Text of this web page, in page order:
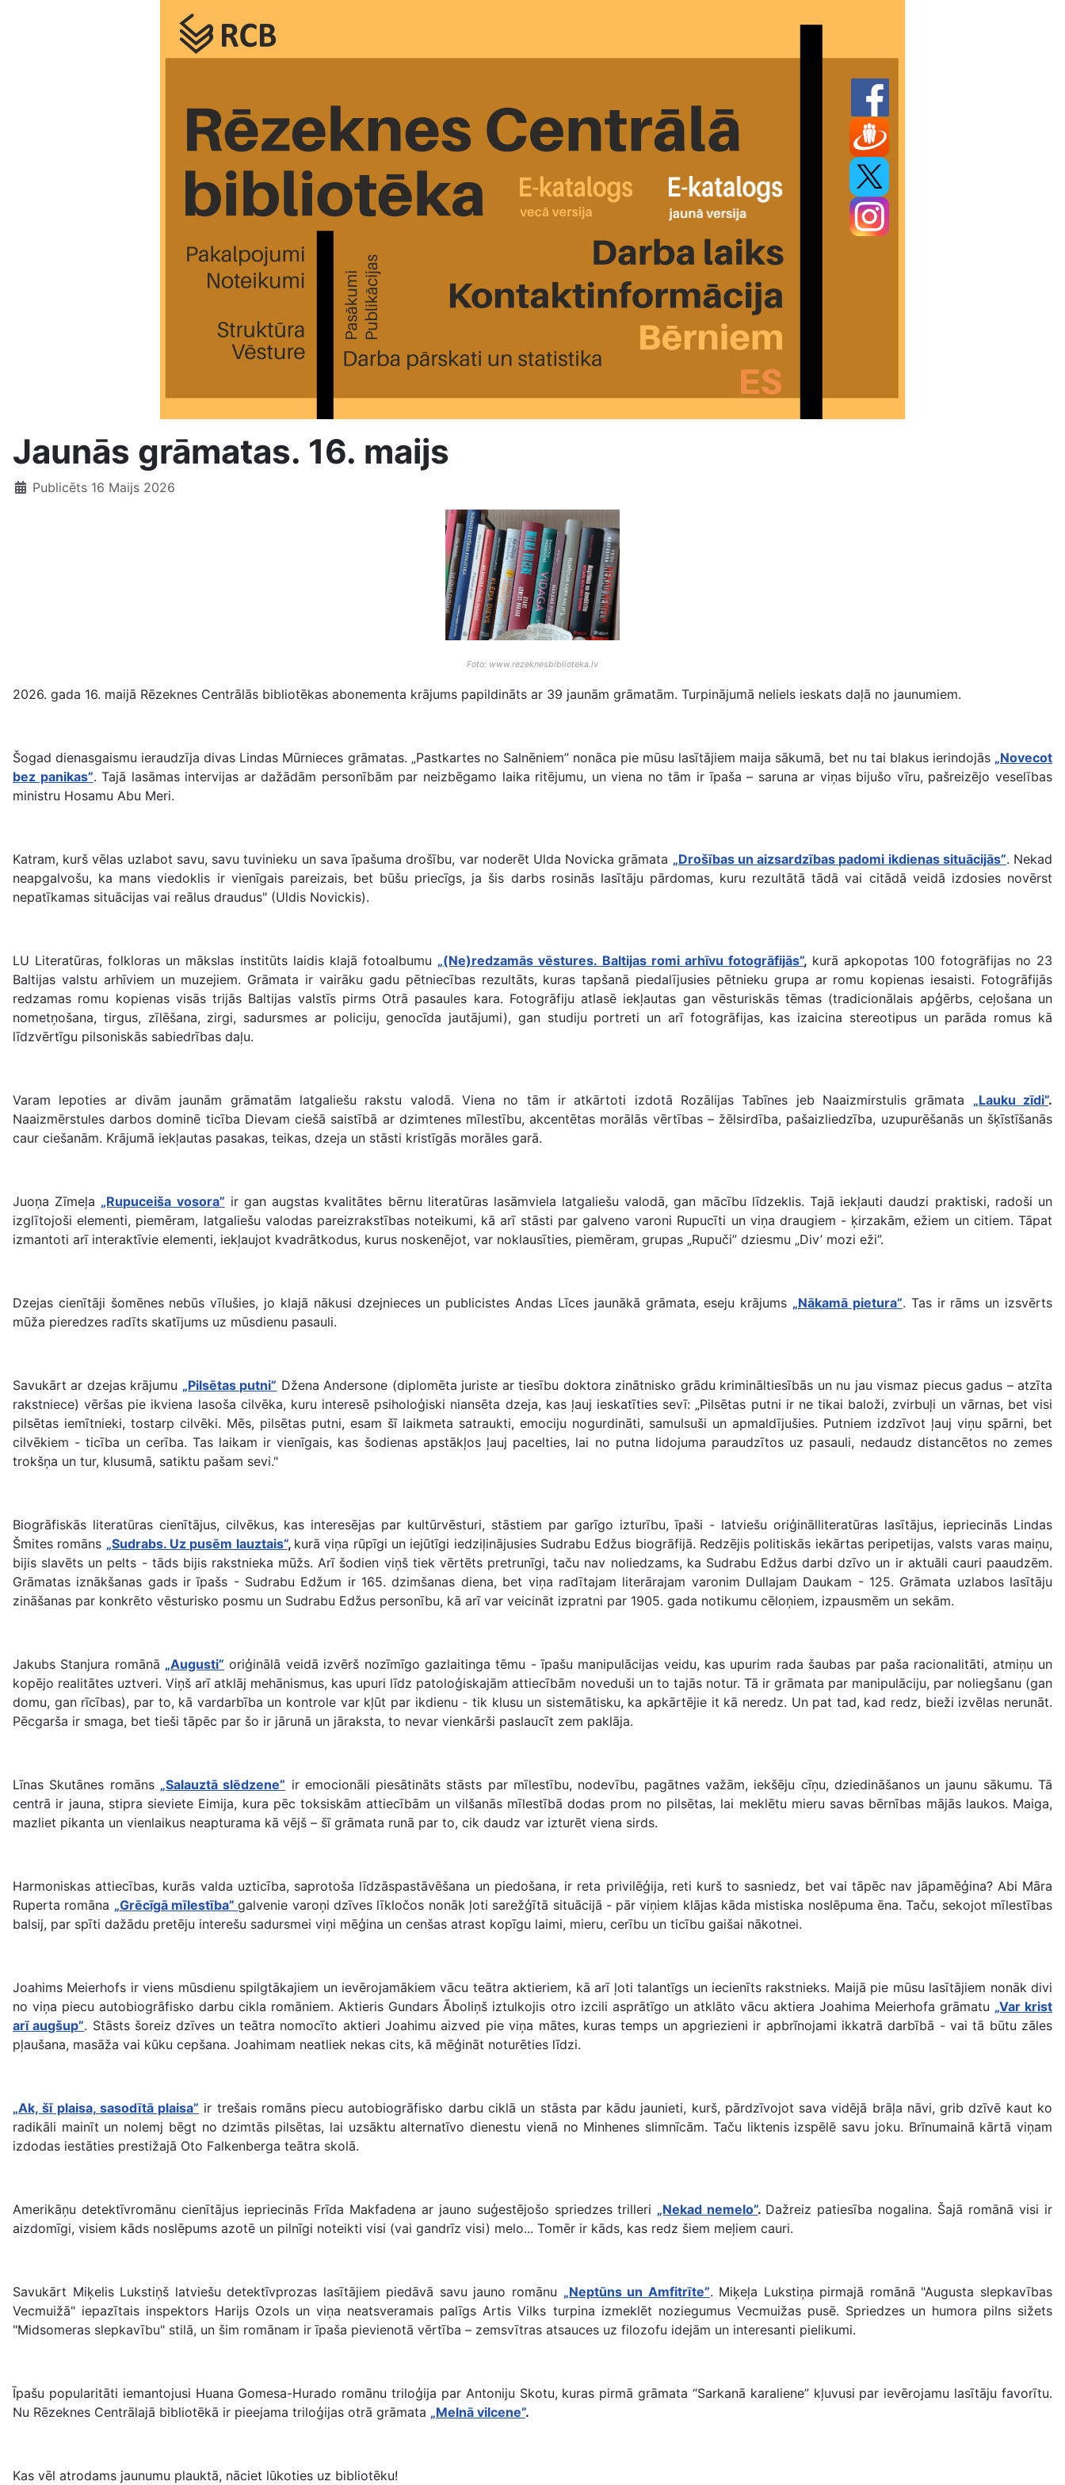
Jaunās grāmatas. 16. maijs
Publicēts 16 Maijs 2026
Foto: www.rezeknesbiblioteka.lv
2026. gada 16. maijā Rēzeknes Centrālās bibliotēkas abonementa krājums papildināts ar 39 jaunām grāmatām. Turpinājumā neliels ieskats daļā no jaunumiem.
Šogad dienasgaismu ieraudzīja divas Lindas Mūrnieces grāmatas. „Pastkartes no Salnēniem” nonāca pie mūsu lasītājiem maija sākumā, bet nu tai blakus ierindojās „Novecot
bez panikas”. Tajā lasāmas intervijas ar dažādām personībām par neizbēgamo laika ritējumu, un viena no tām ir īpaša – saruna ar viņas bijušo vīru, pašreizējo veselības
ministru Hosamu Abu Meri.
Katram, kurš vēlas uzlabot savu, savu tuvinieku un sava īpašuma drošību, var noderēt Ulda Novicka grāmata „Drošības un aizsardzības padomi ikdienas situācijās”. Nekad
neapgalvošu, ka mans viedoklis ir vienīgais pareizais, bet būšu priecīgs, ja šis darbs rosinās lasītāju pārdomas, kuru rezultātā tādā vai citādā veidā izdosies novērst
nepatīkamas situācijas vai reālus draudus" (Uldis Novickis).
LU Literatūras, folkloras un mākslas institūts laidis klajā fotoalbumu „(Ne)redzamās vēstures. Baltijas romi arhīvu fotogrāfijās”, kurā apkopotas 100 fotogrāfijas no 23
Baltijas valstu arhīviem un muzejiem. Grāmata ir vairāku gadu pētniecības rezultāts, kuras tapšanā piedalījusies pētnieku grupa ar romu kopienas iesaisti. Fotogrāfijās
redzamas romu kopienas visās trijās Baltijas valstīs pirms Otrā pasaules kara. Fotogrāfiju atlasē iekļautas gan vēsturiskās tēmas (tradicionālais apģērbs, ceļošana un
nometņošana, tirgus, zīlēšana, zirgi, sadursmes ar policiju, genocīda jautājumi), gan studiju portreti un arī fotogrāfijas, kas izaicina stereotipus un parāda romus kā
līdzvērtīgu pilsoniskās sabiedrības daļu.
Varam lepoties ar divām jaunām grāmatām latgaliešu rakstu valodā. Viena no tām ir atkārtoti izdotā Rozālijas Tabīnes jeb Naaizmirstulis grāmata „Lauku zīdi”.
Naaizmērstules darbos dominē ticība Dievam ciešā saistībā ar dzimtenes mīlestību, akcentētas morālās vērtības – žēlsirdība, pašaizliedzība, uzupurēšanās un šķīstīšanās
caur ciešanām. Krājumā iekļautas pasakas, teikas, dzeja un stāsti kristīgās morāles garā.
Juoņa Zīmeļa „Rupuceiša vosora” ir gan augstas kvalitātes bērnu literatūras lasāmviela latgaliešu valodā, gan mācību līdzeklis. Tajā iekļauti daudzi praktiski, radoši un
izglītojoši elementi, piemēram, latgaliešu valodas pareizrakstības noteikumi, kā arī stāsti par galveno varoni Rupucīti un viņa draugiem - ķirzakām, ežiem un citiem. Tāpat
izmantoti arī interaktīvie elementi, iekļaujot kvadrātkodus, kurus noskenējot, var noklausīties, piemēram, grupas „Rupuči” dziesmu „Div’ mozi eži”.
Dzejas cienītāji šomēnes nebūs vīlušies, jo klajā nākusi dzejnieces un publicistes Andas Līces jaunākā grāmata, eseju krājums „Nākamā pietura”. Tas ir rāms un izsvērts
mūža pieredzes radīts skatījums uz mūsdienu pasauli.
Savukārt ar dzejas krājumu „Pilsētas putni” Džena Andersone (diplomēta juriste ar tiesību doktora zinātnisko grādu krimināltiesībās un nu jau vismaz piecus gadus – atzīta
rakstniece) vēršas pie ikviena lasoša cilvēka, kuru interesē psiholoģiski niansēta dzeja, kas ļauj ieskatīties sevī: „Pilsētas putni ir ne tikai baloži, zvirbuļi un vārnas, bet visi
pilsētas iemītnieki, tostarp cilvēki. Mēs, pilsētas putni, esam šī laikmeta satraukti, emociju nogurdināti, samulsuši un apmaldījušies. Putniem izdzīvot ļauj viņu spārni, bet
cilvēkiem - ticība un cerība. Tas laikam ir vienīgais, kas šodienas apstākļos ļauj pacelties, lai no putna lidojuma paraudzītos uz pasauli, nedaudz distancētos no zemes
trokšņa un tur, klusumā, satiktu pašam sevi."
Biogrāfiskās literatūras cienītājus, cilvēkus, kas interesējas par kultūrvēsturi, stāstiem par garīgo izturību, īpaši - latviešu oriģinālliteratūras lasītājus, iepriecinās Lindas
Šmites romāns „Sudrabs. Uz pusēm lauztais”, kurā viņa rūpīgi un iejūtīgi iedziļinājusies Sudrabu Edžus biogrāfijā. Redzējis politiskās iekārtas peripetijas, valsts varas maiņu,
bijis slavēts un pelts - tāds bijis rakstnieka mūžs. Arī šodien viņš tiek vērtēts pretrunīgi, taču nav noliedzams, ka Sudrabu Edžus darbi dzīvo un ir aktuāli cauri paaudzēm.
Grāmatas iznākšanas gads ir īpašs - Sudrabu Edžum ir 165. dzimšanas ­diena, bet viņa radītajam literārajam varonim Dullajam Daukam - 125. Grāmata uzlabos lasītāju
zināšanas par konkrēto vēsturisko posmu un Sudrabu Edžus personību, kā arī var veicināt izpratni par 1905. gada notikumu cēloņiem, izpausmēm un sekām.
Jakubs Stanjura romānā „Augusti” oriģinālā veidā izvērš nozīmīgo gazlaitinga tēmu - īpašu manipulācijas veidu, kas upurim rada šaubas par paša racionalitāti, atmiņu un
kopējo realitātes uztveri. Viņš arī atklāj mehānismus, kas upuri līdz patoloģiskajām attiecībām noveduši un to tajās notur. Tā ir grāmata par manipulāciju, par noliegšanu (gan
domu, gan rīcības), par to, kā vardarbība un kontrole var kļūt par ikdienu - tik klusu un sistemātisku, ka apkārtējie it kā neredz. Un pat tad, kad redz, bieži izvēlas nerunāt.
Pēcgarša ir smaga, bet tieši tāpēc par šo ir jārunā un jāraksta, to nevar vienkārši paslaucīt zem paklāja.
Līnas Skutānes romāns „Salauztā slēdzene” ir emocionāli piesātināts stāsts par mīlestību, nodevību, pagātnes važām, iekšēju cīņu, dziedināšanos un jaunu sākumu. Tā
centrā ir jauna, stipra sieviete Eimija, kura pēc toksiskām attiecībām un vilšanās mīlestībā dodas prom no pilsētas, lai meklētu mieru savas bērnības mājās laukos. Maiga,
mazliet pikanta un vienlaikus neapturama kā vējš – šī grāmata runā par to, cik daudz var izturēt viena sirds.
Harmoniskas attiecības, kurās valda uzticība, saprotoša līdzāspastāvēšana un piedošana, ir reta privilēģija, reti kurš to sasniedz, bet vai tāpēc nav jāpamēģina? Abi Māra
Ruperta romāna „Grēcīgā mīlestība”galvenie varoņi dzīves līkločos nonāk ļoti sarežģītā situācijā - pār viņiem klājas kāda mistiska noslēpuma ēna. Taču, sekojot mīlestības
balsij, par spīti dažādu pretēju interešu sadursmei viņi mēģina un cenšas atrast kopīgu laimi, mieru, cerību un ticību gaišai nākotnei.
Joahims Meierhofs ir viens mūsdienu spilgtākajiem un ievērojamākiem vācu teātra aktieriem, kā arī ļoti talantīgs un iecienīts rakstnieks. Maijā pie mūsu lasītājiem nonāk divi
no viņa piecu autobiogrāfisko darbu cikla romāniem. Aktieris Gundars Āboliņš iztulkojis otro izcili asprātīgo un atklāto vācu aktiera Joahima Meierhofa grāmatu „Var krist
arī augšup”. Stāsts šoreiz dzīves un teātra nomocīto aktieri Joahimu aizved pie viņa mātes, kuras temps un apgriezieni ir apbrīnojami ikkatrā darbībā - vai tā būtu zāles
pļaušana, masāža vai kūku cepšana. Joahimam neatliek nekas cits, kā mēģināt noturēties līdzi.
„Ak, šī plaisa, sasodītā plaisa” ir trešais romāns piecu autobiogrāfisko darbu ciklā un stāsta par kādu jaunieti, kurš, pārdzīvojot sava vidējā brāļa nāvi, grib dzīvē kaut ko
radikāli mainīt un nolemj bēgt no dzimtās pilsētas, lai uzsāktu alternatīvo dienestu vienā no Minhenes slimnīcām. Taču liktenis izspēlē savu joku. Brīnumainā kārtā viņam
izdodas iestāties prestižajā Oto Falkenberga teātra skolā.
Amerikāņu detektīvromānu cienītājus iepriecinās Frīda Makfadena ar jauno suģestējošo spriedzes trilleri „Nekad nemelo”. Dažreiz patiesība nogalina. Šajā romānā visi ir
aizdomīgi, visiem kāds noslēpums azotē un pilnīgi noteikti visi (vai gandrīz visi) melo... Tomēr ir kāds, kas redz šiem meļiem cauri.
Savukārt Miķelis Lukstiņš latviešu detektīvprozas lasītājiem piedāvā savu jauno romānu „Neptūns un Amfitrīte”. Miķeļa Lukstiņa pirmajā romānā "Augusta slepkavības
Vecmuižā" iepazītais inspektors Harijs Ozols un viņa neatsveramais palīgs Artis Vilks turpina izmeklēt noziegumus Vecmuižas pusē. Spriedzes un humora pilns sižets
"Midsomeras slepkavību" stilā, un šim romānam ir īpaša pievienotā vērtība – zemsvītras atsauces uz filozofu idejām un interesanti pielikumi.
Īpašu popularitāti iemantojusi Huana Gomesa-Hurado romānu triloģija par Antoniju Skotu, kuras pirmā grāmata “Sarkanā karaliene” kļuvusi par ievērojamu lasītāju favorītu.
Nu Rēzeknes Centrālajā bibliotēkā ir pieejama triloģijas otrā grāmata „Melnā vilcene”.
Kas vēl atrodams jaunumu plauktā, nāciet lūkoties uz bibliotēku!